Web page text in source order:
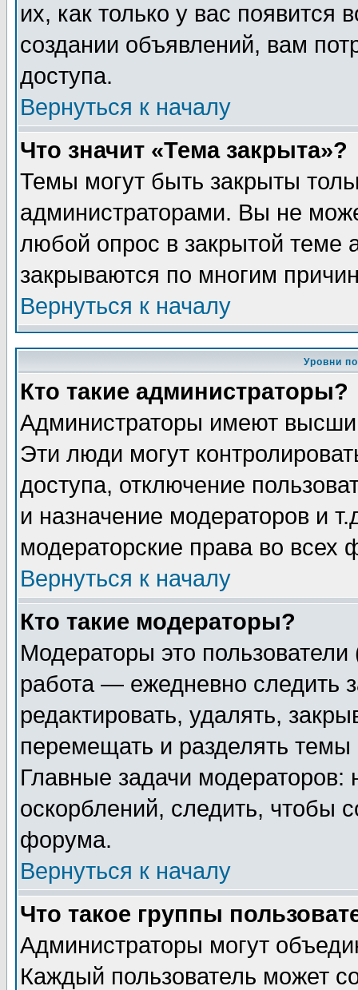
их, как только у вас появится
создании объявлений, вам
доступа.
Вернуться к началу
Что значит «Тема закрыта»?
Темы могут быть закрыты
администраторами. Вы не
любой опрос в закрытой теме
закрываются по многим
Вернуться к началу
Уровни
Кто такие администраторы?
Администраторы имеют
Эти люди могут
доступа, отключение
и назначение модераторов и
модераторские права во всех
Вернуться к началу
Кто такие модераторы?
Модераторы это
работа — ежедневно следить
редактировать, удалять,
перемещать и разделять
Главные задачи
оскорблений, следить, чтобы
форума.
Вернуться к началу
Что такое группы
Администраторы могут
Каждый пользователь может